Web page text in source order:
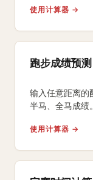
使用计算器 →
跑步成绩预
输入任意距离的
半马、全马成绩
使用计算器 →